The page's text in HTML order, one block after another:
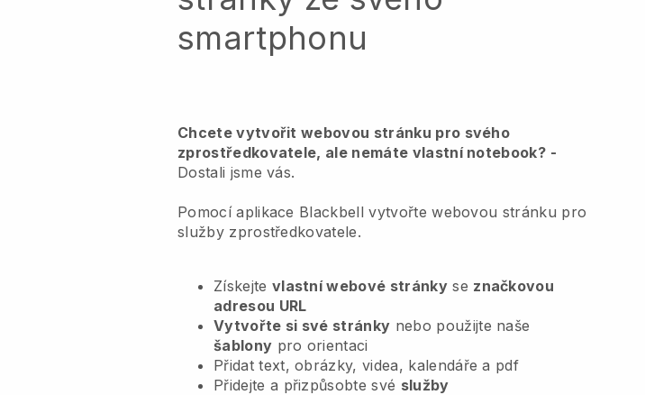
smartphonu
Chcete vytvořit webovou stránku pro svého
zprostředkovatele, ale nemáte vlastní notebook? -
Dostali jsme vás.
Pomocí aplikace Blackbell vytvořte webovou stránku pro
služby zprostředkovatele.
Získejte vlastní webové stránkyse značkovou
adresou URL
Vytvořte si své stránky nebo použijte naše
šablony pro orientaci
Přidat text, obrázky, videa, kalendáře a pdf
Přidejte a přizpůsobte své služby